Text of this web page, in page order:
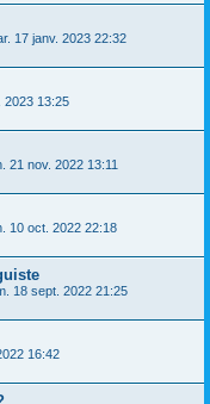
17 janv. 2023 22:32
2023 13:25
21 nov. 2022 13:11
10 oct. 2022 22:18
18 sept. 2022 21:25
16:42